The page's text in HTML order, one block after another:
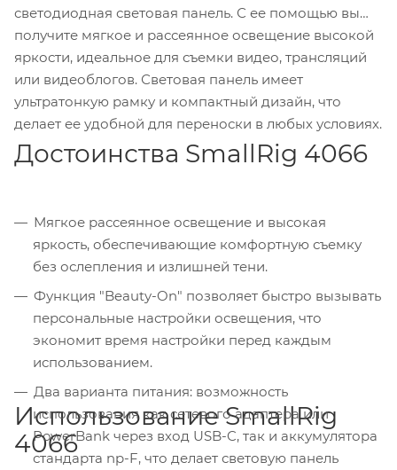
светодиодная световая панель. С ее помощью вы
получите мягкое и рассеянное освещение высокой
яркости, идеальное для съемки видео, трансляций
или видеоблогов. Световая панель имеет
ультратонкую рамку и компактный дизайн, что
делает ее удобной для переноски в любых условиях.
Достоинства SmallRig 4066
Мягкое рассеянное освещение и высокая
яркость, обеспечивающие комфортную съемку
без ослепления и излишней тени.
Функция "Beauty-On" позволяет быстро вызывать
персональные настройки освещения, что
экономит время настройки перед каждым
использованием.
Два варианта питания: возможность
использования как сетевого адаптера или
PowerBank через вход USB-C, так и аккумулятора
стандарта np-F, что делает световую панель
Использование SmallRig
4066